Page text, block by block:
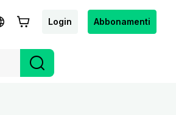
Login Abbonamenti